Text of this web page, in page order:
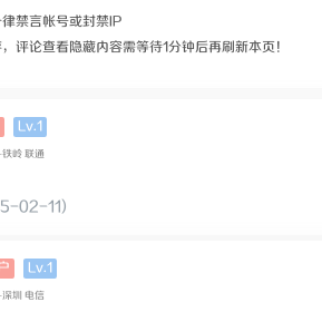
禁言帐号或封禁IP
评论查看隐藏内容需等待1分钟后再刷新本页！
Lv.1
岭 联通
02-11)
Lv.1
圳 电信